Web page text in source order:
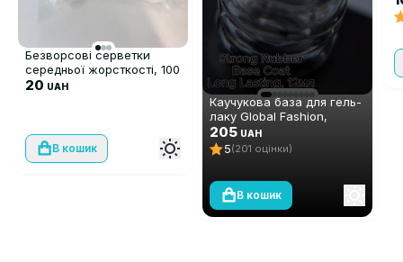
Безворсові серветки
середньої жорсткості, 100
шт
20 UAH
В кошик
Каучукова база для гель-
лаку Global Fashion,
Strong Long Lasting Base
Coat, 12 мл
205 UAH
5(201 оцінки)
В кошик